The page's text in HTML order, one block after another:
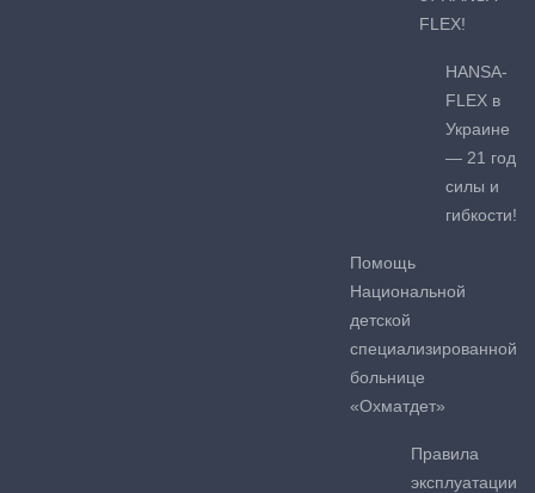
FLEX!
HANSA-
FLEX в
Украине
— 21 год
силы и
гибкости!
Помощь
Национальной
детской
специализированной
больнице
«Охматдет»
Правила
эксплуатации